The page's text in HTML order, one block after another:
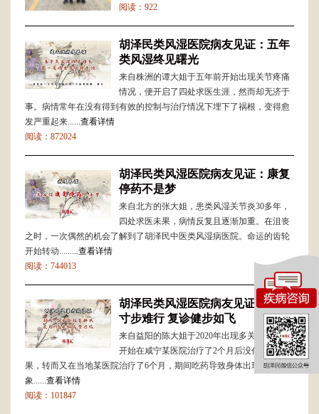
阅读：922
胡泽民类风湿医院病友见证：五年
类风湿终见曙光
来自株洲的谭大姐于五年前开始出现关节疼痛
情况，便开启了四处求医生涯，然而却无济于
事。病情常年在没有得到有效的控制与治疗情况下埋下了祸根，变得愈
发严重起来......查看详情
阅读：872024
胡泽民类风湿医院病友见证：康复
停药不是梦
来自北方的张大姐，患类风湿关节炎30多年，
四处求医未果，病情反复且逐渐加重。在沮丧
之时，一次偶然的机会了解到了胡泽民中医类风湿病医院。命运的齿轮
开始转动.........查看详情
阅读：744013
胡泽民类风湿医院病友见证：初诊
寸步难行 复诊健步如飞
来自益阳的陈大姐于2020年出现多关节肿痛，
开始在咸宁某医院治疗了2个月后没什么效
果，转而又在当地某医院治疗了6个月，期间吃药导致身体出现浮肿现
象......查看详情
阅读：101847